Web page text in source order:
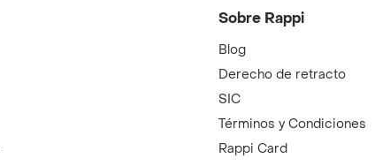
Sobre Rappi
Blog
Derecho de retracto
SIC
Términos y Condiciones
Rappi Card